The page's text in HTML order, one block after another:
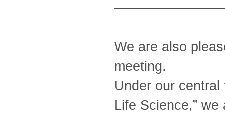
We are also
meeting.
Under our
Life Science,”